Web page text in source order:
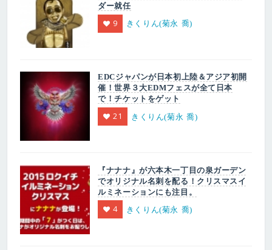
ダー就任
9 きくりん(菊永 喬)
EDCジャパンが日本初上陸＆アジア初開
催！世界３大EDMフェスが全て日本
で！チケットをゲット
21 きくりん(菊永 喬)
『ナナナ』が六本木一丁目の泉ガーデン
でオリジナル名刺を配る！クリスマスイ
ルミネーションにも注目。
4 きくりん(菊永 喬)